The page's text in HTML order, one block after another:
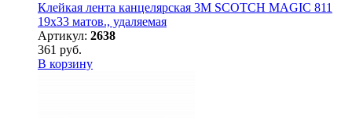
Клейкая лента канцелярская 3M SCOTCH MAGIC 811
19х33 матов., удаляемая
Артикул: 2638
361 руб.
В корзину